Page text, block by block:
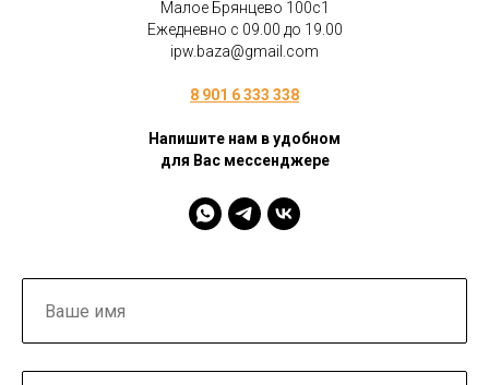
Малое Брянцево 100с1
Ежедневно с 09.00 до 19.00
ipw.baza@gmail.com
8 901 6 333 338
Напишите нам в удобном
для Вас мессенджере